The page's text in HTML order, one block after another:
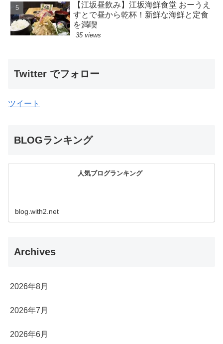
【江坂昼飲み】江坂海鮮食堂 おーうえ
すとで昼から乾杯！新鮮な海鮮と定食
を満喫
35 views
Twitter でフォロー
ツイート
BLOGランキング
人気ブログランキング
blog.with2.net
Archives
2026年8月
2026年7月
2026年6月